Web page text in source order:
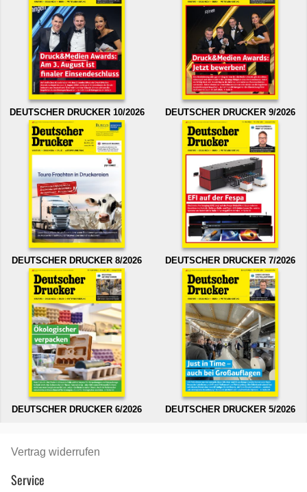
DEUTSCHER DRUCKER 10/2026 DEUTSCHER DRUCKER 9/2026
DEUTSCHER DRUCKER 8/2026 DEUTSCHER DRUCKER 7/2026
DEUTSCHER DRUCKER 6/2026 DEUTSCHER DRUCKER 5/2026
Vertrag widerrufen
Service